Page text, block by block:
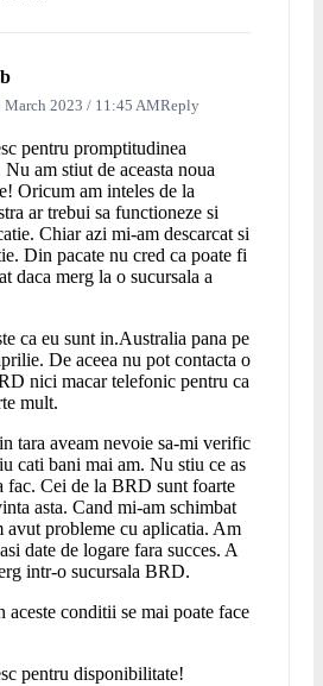
March 2023 / 11:45 AMReply
pentru promptitudinea
am stiut de aceasta noua
Oricum am inteles de la
ar trebui sa functioneze si
Chiar azi mi-am descarcat si
Din pacate nu cred ca poate fi
daca merg la o sucursala a
ca eu sunt in.Australia pana pe
De aceea nu pot contacta o
nici macar telefonic pentru ca
mult.
tara aveam nevoie sa-mi verific
cati bani mai am. Nu stiu ce as
fac. Cei de la BRD sunt foarte
asta. Cand mi-am schimbat
avut probleme cu aplicatia. Am
date de logare fara succes. A
intr-o sucursala BRD.
aceste conditii se mai poate face
pentru disponibilitate!